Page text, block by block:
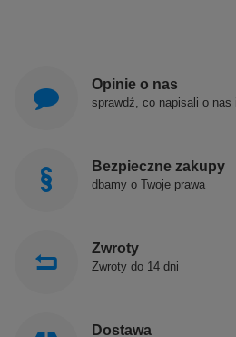
Opinie o nas
sprawdź, co napisali o nas
Bezpieczne zakupy
dbamy o Twoje prawa
Zwroty
Zwroty do 14 dni
Dostawa